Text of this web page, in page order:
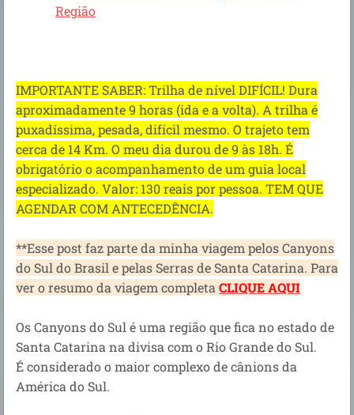
Região
IMPORTANTE SABER: Trilha de nível DIFÍCIL! Dura
aproximadamente 9 horas (ida e a volta). A trilha é
puxadíssima, pesada, difícil mesmo. O trajeto tem
cerca de 14 Km. O meu dia durou de 9 às 18h. É
obrigatório o acompanhamento de um guia local
especializado. Valor: 130 reais por pessoa. TEM QUE
AGENDAR COM ANTECEDÊNCIA.
**Esse post faz parte da minha viagem pelos Canyons
do Sul do Brasil e pelas Serras de Santa Catarina. Para
ver o resumo da viagem completa CLIQUE AQUI
Os Canyons do Sul é uma região que fica no estado de
Santa Catarina na divisa com o Rio Grande do Sul.
É considerado o maior complexo de cânions da
América do Sul.